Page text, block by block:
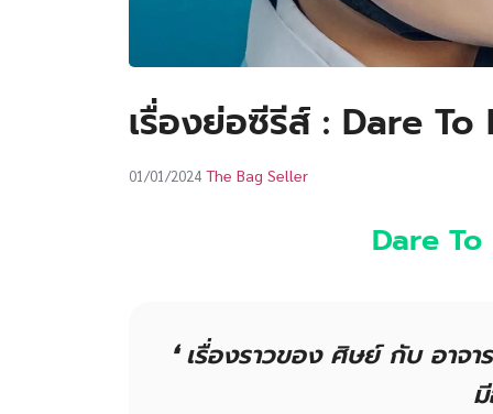
เรื่องย่อซีรีส์ : Dare
01/01/2024 The Bag Seller
Dare
❛ เรื่องราวของ ศิษย์ กับ อาจ